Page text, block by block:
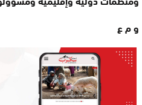
و م ع